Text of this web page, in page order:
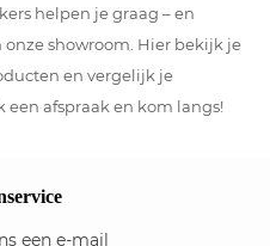
helpen je graag – en
showroom. Hier bekijk je
en vergelijk je
afspraak en kom langs!
een e-mail